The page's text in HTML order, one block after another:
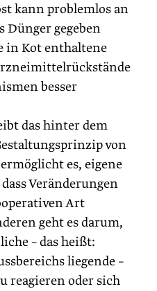
kann problemlos an
Dünger gegeben
in Kot enthaltene
besser
das hinter dem
von
es, eigene
Veränderungen
Art
geht es darum,
– das heißt:
liegende –
reagieren oder sich